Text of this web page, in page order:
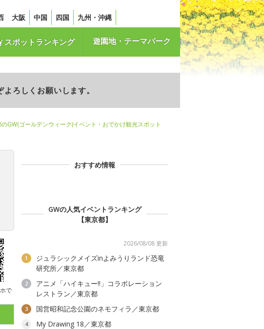
大阪 中国 四国 九州・沖縄
スポットランキング 遊園地・テーマパーク
ろしくお願いします。
GW(ゴールデンウィーク)イベント・おでかけ観光スポット
で
おすすめ情報
GWの人気イベントランキング
【東京都】
2026/08/08 更新
1
ジュラシックメイズinよみうりランド恐竜
研究所／東京都
2
アニメ「ハイキュー!!」コラボレーション
レストラン／東京都
3 国営昭和記念公園のネモフィラ／東京都
4 My Drawing 18／東京都